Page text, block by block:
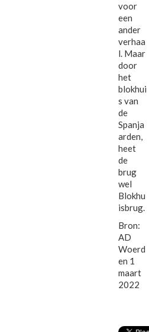
voor
een
ander
verhaa
l. Maar
door
het
blokhui
s van
de
Spanja
arden,
heet
de
brug
wel
Blokhu
isbrug.
Bron:
AD
Woerd
en 1
maart
2022